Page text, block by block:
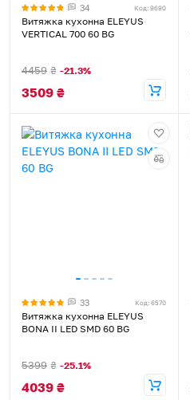
34 Код: 9690
Витяжка кухонна ELEYUS
VERTICAL 700 60 BG
4459 ₴ -21.3%
3509 ₴
33 Код: 6570
Витяжка кухонна ELEYUS
BONA ІІ LED SMD 60 BG
5399 ₴ -25.1%
4039 ₴